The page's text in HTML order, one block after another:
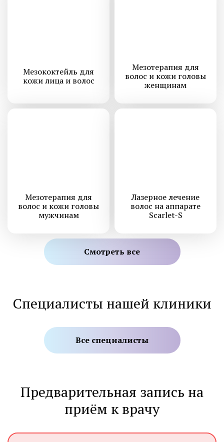
Мезококтейль для
кожи лица и волос
Мезотерапия для
волос и кожи головы
женщинам
Мезотерапия для
волос и кожи головы
мужчинам
Лазерное лечение
волос на аппарате
Scarlet-S
Смотреть все
Специалисты нашей клиники
Все специалисты
Предварительная запись на
приём к врачу